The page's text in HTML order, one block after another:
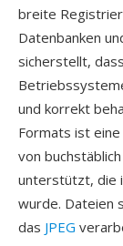
breite
Datenbanken
sicherstellt,
und korrekt
Formats ist
von
unterstützt, die
wurde. Dateien
das JPEG